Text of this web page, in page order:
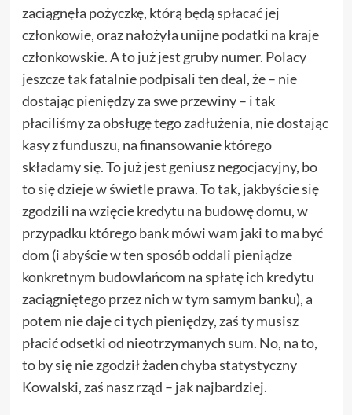
zaciągnęła pożyczkę, którą będą spłacać jej
członkowie, oraz nałożyła unijne podatki na kraje
członkowskie. A to już jest gruby numer. Polacy
jeszcze tak fatalnie podpisali ten deal, że – nie
dostając pieniędzy za swe przewiny – i tak
płaciliśmy za obsługę tego zadłużenia, nie dostając
kasy z funduszu, na finansowanie którego
składamy się. To już jest geniusz negocjacyjny, bo
to się dzieje w świetle prawa. To tak, jakbyście się
zgodzili na wzięcie kredytu na budowę domu, w
przypadku którego bank mówi wam jaki to ma być
dom (i abyście w ten sposób oddali pieniądze
konkretnym budowlańcom na spłatę ich kredytu
zaciągniętego przez nich w tym samym banku), a
potem nie daje ci tych pieniędzy, zaś ty musisz
płacić odsetki od nieotrzymanych sum. No, na to,
to by się nie zgodził żaden chyba statystyczny
Kowalski, zaś nasz rząd – jak najbardziej.